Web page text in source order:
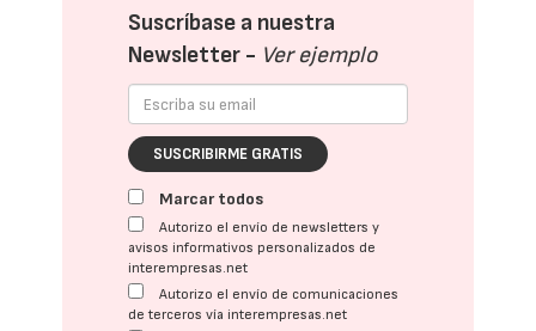
Suscríbase a nuestra
Newsletter - Ver ejemplo
SUSCRIBIRME GRATIS
Marcar todos
Autorizo el envío de newsletters y
avisos informativos personalizados de
interempresas.net
Autorizo el envío de comunicaciones
de terceros vía interempresas.net